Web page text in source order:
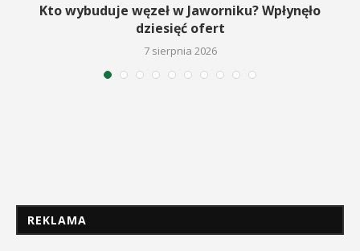
Kto wybuduje węzeł w Jaworniku? Wpłynęło
dziesięć ofert
7 sierpnia 2026
REKLAMA